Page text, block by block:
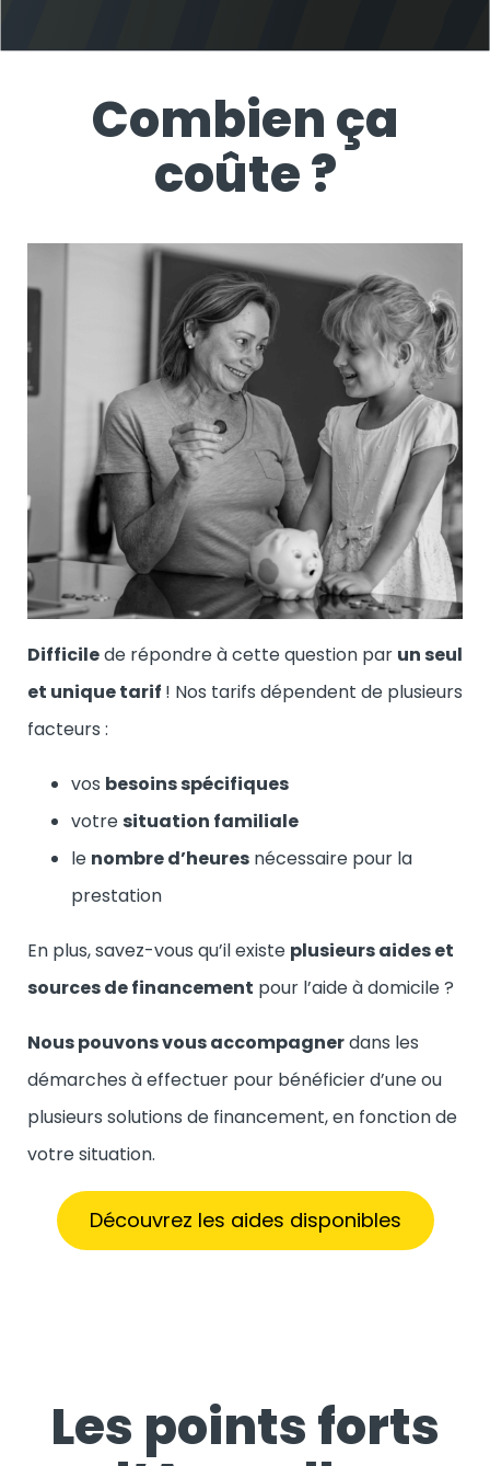
Combien ça
coûte ?
Difficilede répondre à cette question par un seul
et unique tarif ! Nos tarifs dépendent de plusieurs
facteurs :
vos besoins spécifiques
votre situation familiale
le nombre d’heures nécessaire pour la
prestation
En plus, savez-vous qu’il existe plusieurs aides et
sources de financement pour l’aide à domicile ?
Nous pouvons vous accompagnerdans les
démarches à effectuer pour bénéficier d’une ou
plusieurs solutions de financement, en fonction de
votre situation.
Découvrez les aides disponibles
Les points forts